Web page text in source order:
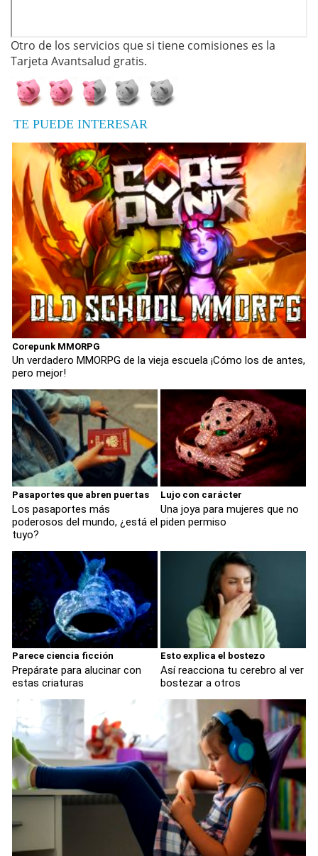
Otro de los servicios que si tiene comisiones es la
Tarjeta Avantsalud gratis.
TE PUEDE INTERESAR
Corepunk MMORPG
Un verdadero MMORPG de la vieja escuela ¡Cómo los de antes,
pero mejor!
Pasaportes que abren puertas
Los pasaportes más
poderosos del mundo, ¿está el
tuyo?
Lujo con carácter
Una joya para mujeres que no
piden permiso
Parece ciencia ficción
Prepárate para alucinar con
estas criaturas
Esto explica el bostezo
Así reacciona tu cerebro al ver
bostezar a otros